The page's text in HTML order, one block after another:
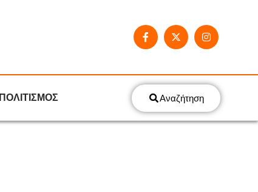
ΠΟΛΙΤΙΣΜΟΣ Αναζήτηση